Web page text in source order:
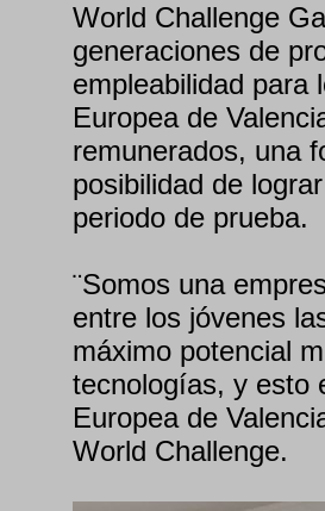
World Challenge
generaciones de
empleabilidad para
Europea de
remunerados, una
posibilidad de
periodo de prueba.
¨Somos una
entre los jóvenes
máximo potencial
tecnologías, y esto
Europea de
World Challenge.